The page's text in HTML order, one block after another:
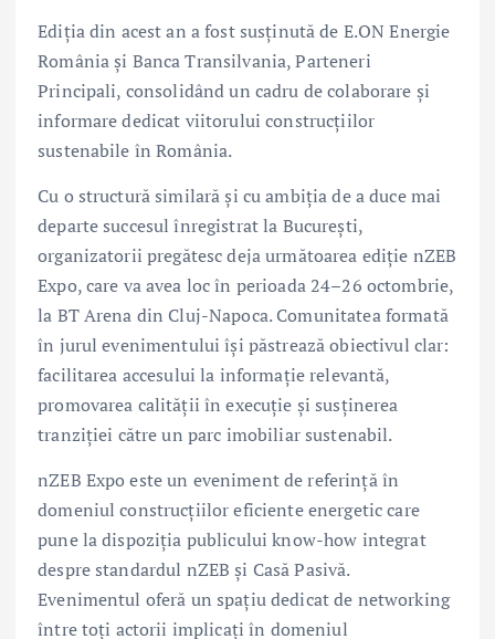
Ediția din acest an a fost susținută de E.ON Energie
România și Banca Transilvania, Parteneri
Principali, consolidând un cadru de colaborare și
informare dedicat viitorului construcțiilor
sustenabile în România.
Cu o structură similară și cu ambiția de a duce mai
departe succesul înregistrat la București,
organizatorii pregătesc deja următoarea ediție nZEB
Expo, care va avea loc în perioada 24–26 octombrie,
la BT Arena din Cluj-Napoca. Comunitatea formată
în jurul evenimentului își păstrează obiectivul clar:
facilitarea accesului la informație relevantă,
promovarea calității în execuție și susținerea
tranziției către un parc imobiliar sustenabil.
nZEB Expo este un eveniment de referință în
domeniul construcțiilor eficiente energetic care
pune la dispoziția publicului know-how integrat
despre standardul nZEB și Casă Pasivă.
Evenimentul oferă un spațiu dedicat de networking
între toți actorii implicați în domeniul